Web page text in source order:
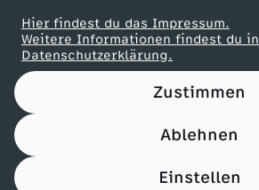
Hier findest du das Impressum.
Weitere Informationen findest du
Datenschutzerklärung.
Zustimmen
Ablehnen
Einstellen
Partner
Nutzungsbedingungen
Impressum